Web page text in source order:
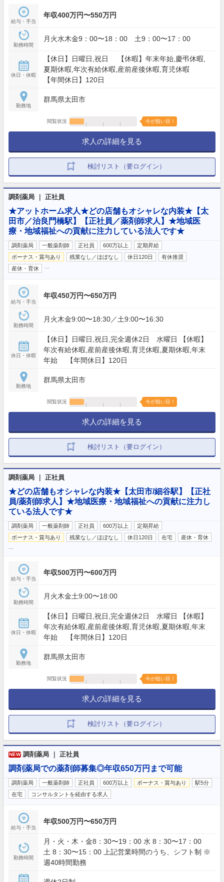
給与・手当
年収400万円〜550万円
勤務時間
月火水木金9：00〜18：00 土9：00〜17：00
休日・休暇
【休日】日曜日,祝日 【休暇】年末年始,慶弔休暇,
夏期休暇,年次有給休暇,産前産後休暇,育児休暇
【年間休日】120日
勤務地
群馬県太田市
閲覧状況 今が狙い目！
求人の詳細を見る
検討リスト（要ログイン）
調剤薬局 ｜ 正社員
★アットホーム求人★どの店舗もオシャレな内装★【太
田市／治良門橋駅】【正社員／薬剤師求人】★地域医
療・地域福祉への貢献に注力している法人です★
調剤薬局 一般薬剤師 正社員 600万以上
定期昇給
ボーナス・賞与あり
残業なし／ほぼなし 休日120日
有休推奨
産休・育休
給与・手当
年収450万円〜650万円
勤務時間
月火木金9:00〜18:30／土9:00〜16:30
休日・休暇
【休日】日曜日,祝日,完全週休2日 水曜日 【休暇】
年次有給休暇,産前産後休暇,育児休暇,夏期休暇,年末
年始 【年間休日】120日
勤務地
群馬県太田市
閲覧状況 今が狙い目！
求人の詳細を見る
検討リスト（要ログイン）
調剤薬局 ｜ 正社員
★どの店舗もオシャレな内装★【太田市/細谷駅】【正社
員/薬剤師求人】★地域医療・地域福祉への貢献に注力し
ている法人です★
調剤薬局 一般薬剤師 正社員 600万以上
定期昇給
ボーナス・賞与あり
残業なし／ほぼなし 休日120日 在宅 産休・育休
給与・手当
年収500万円〜600万円
勤務時間
月火木金土9:00〜18:00
休日・休暇
【休日】日曜日,祝日,完全週休2日 水曜日 【休暇】
年次有給休暇,産前産後休暇,育児休暇,夏期休暇,年末
年始 【年間休日】120日
勤務地
群馬県太田市
閲覧状況 今が狙い目！
求人の詳細を見る
検討リスト（要ログイン）
NEW 調剤薬局 ｜ 正社員
調剤薬局での薬剤師募集◎年収650万円まで可能
調剤薬局 一般薬剤師 正社員 600万以上 ボーナス・賞与あり
駅5分
在宅
コンサルタントを経由する求人
給与・手当
年収500万円〜650万円
勤務時間
月・火・木・金8：30〜19：00 水 8：30〜17：00
土 8：30〜15：00 上記営業時間のうち、シフト制 ※
週40時間勤務